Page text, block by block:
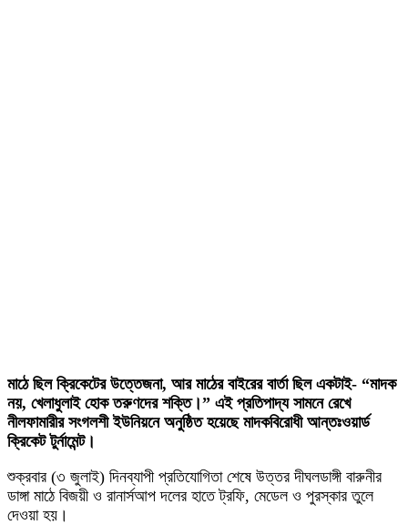
মাঠে ছিল ক্রিকেটের উত্তেজনা, আর মাঠের বাইরের বার্তা ছিল একটাই- “মাদক
নয়, খেলাধুলাই হোক তরুণদের শক্তি।” এই প্রতিপাদ্য সামনে রেখে
নীলফামারীর সংগলশী ইউনিয়নে অনুষ্ঠিত হয়েছে মাদকবিরোধী আন্তঃওয়ার্ড
ক্রিকেট টুর্নামেন্ট।
শুক্রবার (৩ জুলাই) দিনব্যাপী প্রতিযোগিতা শেষে উত্তর দীঘলডাঙ্গী বারুনীর
ডাঙ্গা মাঠে বিজয়ী ও রানার্সআপ দলের হাতে ট্রফি, মেডেল ও পুরস্কার তুলে
দেওয়া হয়।